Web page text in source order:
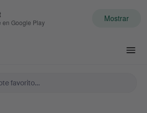
en Google Play Mostrar